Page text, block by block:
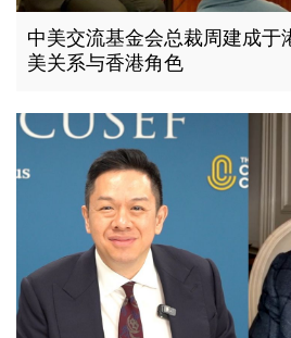
中美交流基金会总裁周建成于
美关系与香港角色